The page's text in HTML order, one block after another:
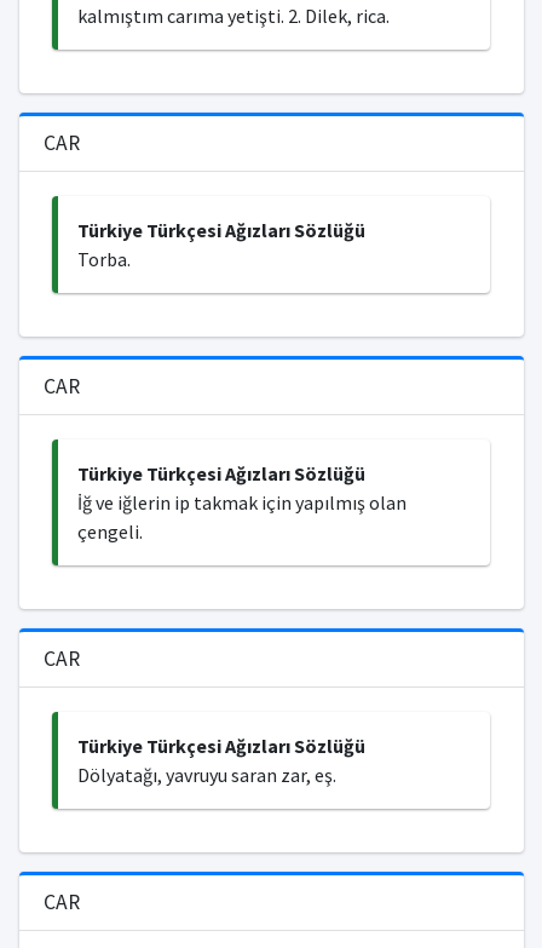
kalmıştım carıma yetişti. 2. Dilek, rica.
CAR
Türkiye Türkçesi Ağızları Sözlüğü
Torba.
CAR
Türkiye Türkçesi Ağızları Sözlüğü
İğ ve iğlerin ip takmak için yapılmış olan
çengeli.
CAR
Türkiye Türkçesi Ağızları Sözlüğü
Dölyatağı, yavruyu saran zar, eş.
CAR